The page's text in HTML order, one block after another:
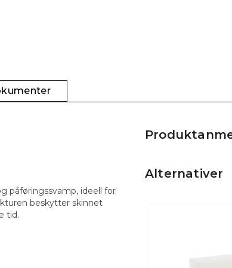
Alternativer
påføringssvamp, ideell for
beskytter skinnet
tid.